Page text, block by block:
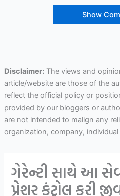
Show
Disclaimer:The views and
article/website are those of the
reflect the official policy or
provided by our bloggers or
are not intended to malign any
organization, company,
ગેરેન્ટી સાથે આ
પ્રેશર કંટ્રોલ કરી